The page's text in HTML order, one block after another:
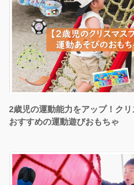
2歳児の運動能力をアップ！ク
おすすめの運動遊びおもちゃ